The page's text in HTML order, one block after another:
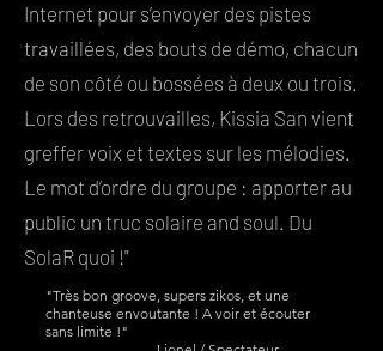
Internet pour s’envoyer des pistes
travaillées, des bouts de démo, chacun
de son côté ou bossées à deux ou trois.
Lors des retrouvailles, Kissia San vient
greffer voix et textes sur les mélodies.
Le mot d’ordre du groupe : apporter au
public un truc solaire and soul. Du
SolaR quoi !"
"Très bon groove, supers zikos, et une
chanteuse envoutante ! A voir et écouter
sans limite !"